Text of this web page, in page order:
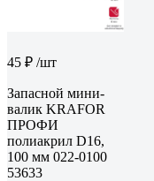
45 ₽ /шт
Запасной мини-
валик KRAFOR
ПРОФИ
полиакрил D16,
100 мм 022-0100
53633